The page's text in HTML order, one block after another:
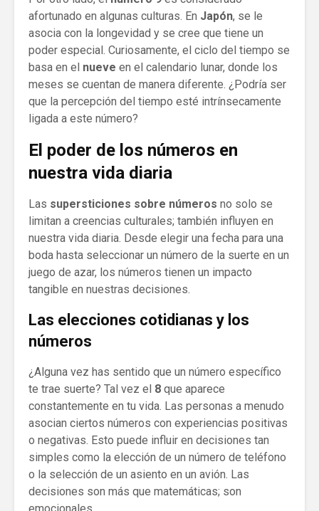
afortunado en algunas culturas. En Japón, se le
asocia con la longevidad y se cree que tiene un
poder especial. Curiosamente, el ciclo del tiempo se
basa en el nueve en el calendario lunar, donde los
meses se cuentan de manera diferente. ¿Podría ser
que la percepción del tiempo esté intrínsecamente
ligada a este número?
El poder de los números en
nuestra vida diaria
Las supersticiones sobre números no solo se
limitan a creencias culturales; también influyen en
nuestra vida diaria. Desde elegir una fecha para una
boda hasta seleccionar un número de la suerte en un
juego de azar, los números tienen un impacto
tangible en nuestras decisiones.
Las elecciones cotidianas y los
números
¿Alguna vez has sentido que un número específico
te trae suerte? Tal vez el 8 que aparece
constantemente en tu vida. Las personas a menudo
asocian ciertos números con experiencias positivas
o negativas. Esto puede influir en decisiones tan
simples como la elección de un número de teléfono
o la selección de un asiento en un avión. Las
decisiones son más que matemáticas; son